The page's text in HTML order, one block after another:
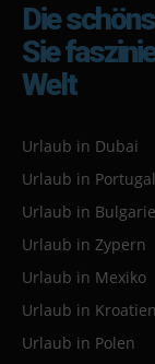
Die
Sie
Welt
Urlaub in Dubai
Urlaub in Portugal
Urlaub in
Urlaub in Zypern
Urlaub in Mexiko
Urlaub in Kroatien
Urlaub in Polen